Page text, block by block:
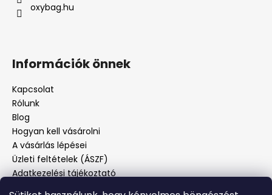
oxybag.hu
Információk önnek
Kapcsolat
Rólunk
Blog
Hogyan kell vásárolni
A vásárlás lépései
Üzleti feltételek (ÁSZF)
Adatkezelési tájékoztató